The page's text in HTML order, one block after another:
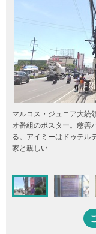
マルコス・ジュニア大統
オ番組のポスター。慈善
る。アイミーはドゥテル
家と親しい